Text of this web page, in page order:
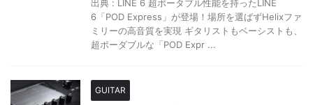
出典 : LINE 6 超ポータブル性能を持ったLINE
6「POD Express」が登場！場所を選ばずHelixファ
ミリーの高音質を実現 ギタリストもベーシストも、
超ポーダブルな「POD Expr ...
GUITAR